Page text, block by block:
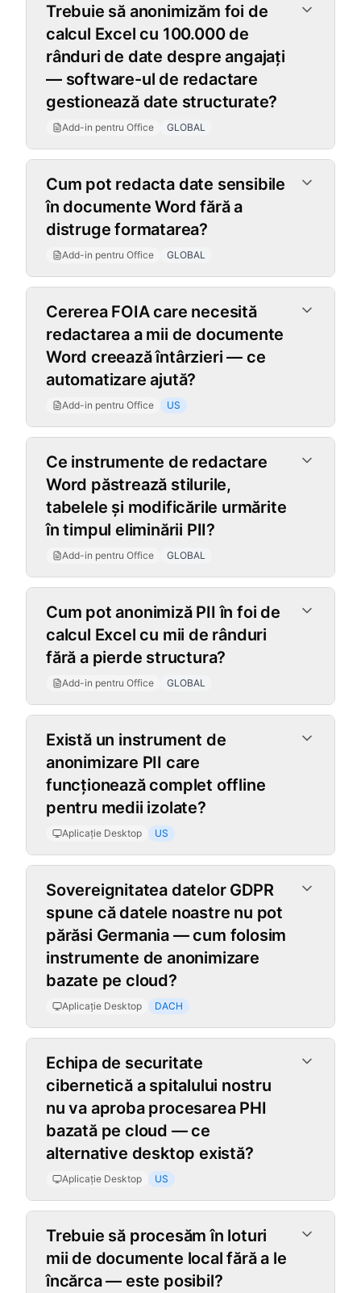
Trebuie să anonimizăm foi de
calcul Excel cu 100.000 de
rânduri de date despre angajați
— software-ul de redactare
gestionează date structurate?
Add-in pentru Office GLOBAL
Cum pot redacta date sensibile
în documente Word fără a
distruge formatarea?
Add-in pentru Office GLOBAL
Cererea FOIA care necesită
redactarea a mii de documente
Word creează întârzieri — ce
automatizare ajută?
Add-in pentru Office US
Ce instrumente de redactare
Word păstrează stilurile,
tabelele și modificările urmărite
în timpul eliminării PII?
Add-in pentru Office GLOBAL
Cum pot anonimiză PII în foi de
calcul Excel cu mii de rânduri
fără a pierde structura?
Add-in pentru Office GLOBAL
Aplicație Desktop
Există un instrument de
anonimizare PII care
funcționează complet offline
pentru medii izolate?
Aplicație Desktop US
Sovereignitatea datelor GDPR
spune că datele noastre nu pot
părăsi Germania — cum folosim
instrumente de anonimizare
bazate pe cloud?
Aplicație Desktop DACH
Echipa de securitate
cibernetică a spitalului nostru
nu va aproba procesarea PHI
bazată pe cloud — ce
alternative desktop există?
Aplicație Desktop US
Trebuie să procesăm în loturi
mii de documente local fără a le
încărca — este posibil?